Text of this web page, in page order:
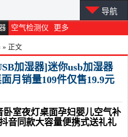
空气检测仪 更多
导航
» 正文
加湿器]迷你usb加湿器
月销量109件仅售19.9元
卧室夜灯桌面孕妇婴儿空气补
音同款大容量便携式送礼礼